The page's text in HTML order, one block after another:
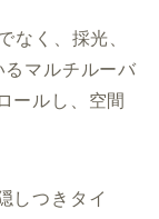
なく、採光、
マルチルーバ
ールし、空間
しつきタイ